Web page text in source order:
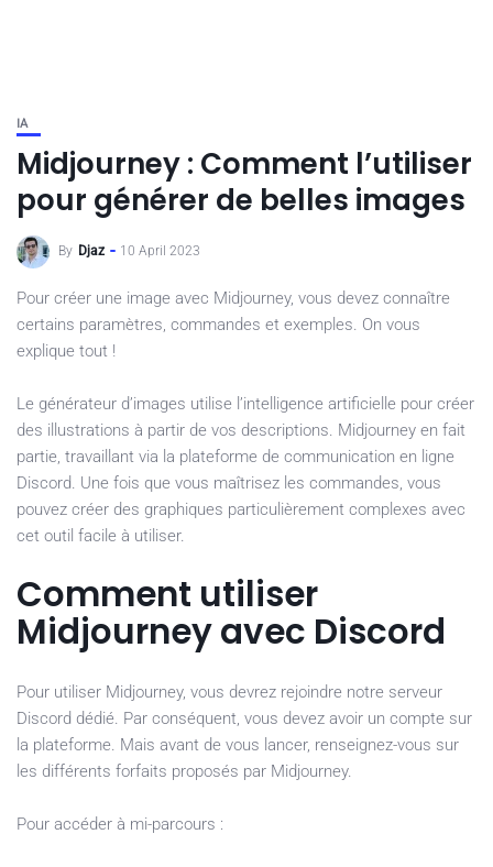
IA
Midjourney : Comment l’utiliser
pour générer de belles images
By Djaz 10 April 2023
Pour créer une image avec Midjourney, vous devez connaître
certains paramètres, commandes et exemples. On vous
explique tout !
Le générateur d’images utilise l’intelligence artificielle pour créer
des illustrations à partir de vos descriptions. Midjourney en fait
partie, travaillant via la plateforme de communication en ligne
Discord. Une fois que vous maîtrisez les commandes, vous
pouvez créer des graphiques particulièrement complexes avec
cet outil facile à utiliser.
Comment utiliser
Midjourney avec Discord
Pour utiliser Midjourney, vous devrez rejoindre notre serveur
Discord dédié. Par conséquent, vous devez avoir un compte sur
la plateforme. Mais avant de vous lancer, renseignez-vous sur
les différents forfaits proposés par Midjourney.
Pour accéder à mi-parcours :